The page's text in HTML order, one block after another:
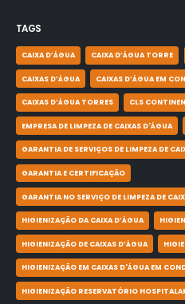
TAGS
CAIXA D’ÁGUA CAIXA D’ÁGUA TORRE
CAIXAS D’ÁGUA CAIXAS D’ÁGUA EM
CAIXAS D’ÁGUA TORRES CLS
EMPRESA DE LIMPEZA DE CAIXAS D'ÁGUA
GARANTIA DE SERVIÇOS DE LIMPEZA DE
GARANTIA E CERTIFICAÇÃO
GARANTIA NO SERVIÇO DE LIMPEZA DE
HIGIENIZAÇÃO DA CAIXA D’ÁGUA
HIGIENIZAÇÃO DE CAIXAS D’ÁGUA
HIGIENIZAÇÃO EM CAIXAS D'ÁGUA EM
HIGIENIZAÇÃO RESERVATÓRIO